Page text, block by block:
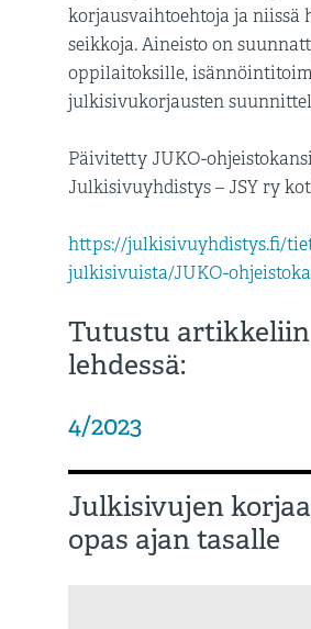
korjausvaihtoehtoja ja niissä
seikkoja. Aineisto on
oppilaitoksille,
julkisivukorjausten
Päivitetty JUKO-
Julkisivuyhdistys – JSY ry
https://julkisivuyhdistys.fi/
julkisivuista/JUKO-
Tutustu
lehdessä:
4/2023
Julkisivujen
opas ajan tasalle